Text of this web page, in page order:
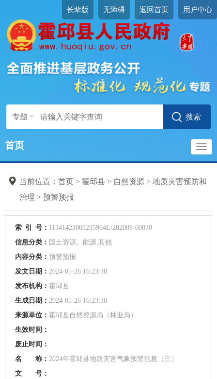
长辈版 无障碍 返回首页 用户中心
专题
首页
当前位置： 首页 > 霍邱县 > 自然资源 > 地质灾害预防和
治理 > 预警预报
索 引 号： 11341423003235964L/202009-00030
信息分类： 国土资源、能源,其他
内容分类： 预警预报
发文日期： 2024-05-26 16:23:30
发布机构： 霍邱县
生成日期： 2024-05-26 16:23:30
来源单位： 霍邱县自然资源局（林业局）
生效时间：
废止时间：
名 称： 2024年霍邱县地质灾害气象预警信息（三）
文 号：